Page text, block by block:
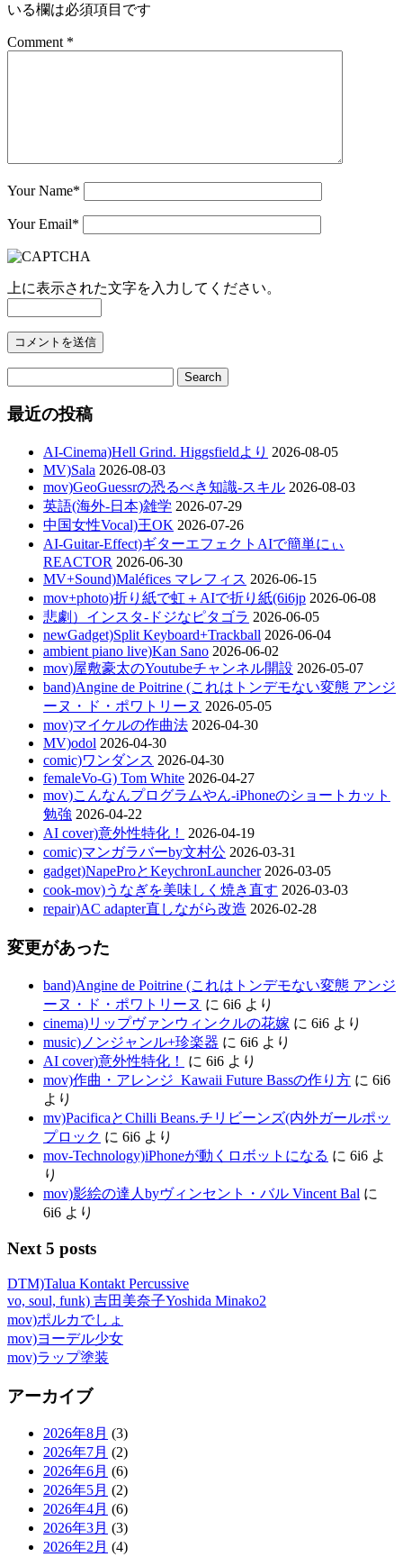
いる欄は必須項目です
Comment *
Your Name*
Your Email*
上に表示された文字を入力してください。
最近の投稿
AI-Cinema)Hell Grind. Higgsfieldより 2026-08-05
MV)Sala 2026-08-03
mov)GeoGuessrの恐るべき知識-スキル 2026-08-03
英語(海外-日本)雑学 2026-07-29
中国女性Vocal)王OK 2026-07-26
AI-Guitar-Effect)ギターエフェクトAIで簡単にぃ
REACTOR 2026-06-30
MV+Sound)Maléfices マレフィス 2026-06-15
mov+photo)折り紙で虹＋AIで折り紙(6i6jp 2026-06-08
悲劇）インスタ-ドジなピタゴラ 2026-06-05
newGadget)Split Keyboard+Trackball 2026-06-04
ambient piano live)Kan Sano 2026-06-02
mov)屋敷豪太のYoutubeチャンネル開設 2026-05-07
band)Angine de Poitrine (これはトンデモない変態 アンジ
ーヌ・ド・ポワトリーヌ 2026-05-05
mov)マイケルの作曲法 2026-04-30
MV)odol 2026-04-30
comic)ワンダンス 2026-04-30
femaleVo-G) Tom White 2026-04-27
mov)こんなんプログラムやん-iPhoneのショートカット
勉強 2026-04-22
AI cover)意外性特化！
2026-04-19
comic)マンガラバーby文村公 2026-03-31
gadget)NapeProとKeychronLauncher 2026-03-05
cook-mov)うなぎを美味しく焼き直す 2026-03-03
repair)AC adapter直しながら改造 2026-02-28
変更があった
band)Angine de Poitrine (これはトンデモない変態 アンジ
ーヌ・ド・ポワトリーヌ に 6i6 より
cinema)リップヴァンウィンクルの花嫁 に 6i6 より
music)ノンジャンル+珍楽器 に 6i6 より
AI cover)意外性特化！
に 6i6 より
mov)作曲・アレンジ_Kawaii Future Bassの作り方 に 6i6
より
mv)PacificaとChilli Beans.チリビーンズ(内外ガールポッ
プロック に 6i6 より
mov-Technology)iPhoneが動くロボットになる に 6i6 よ
り
mov)影絵の達人byヴィンセント・バル Vincent Bal に
6i6 より
Next 5 posts
DTM)Talua Kontakt Percussive
vo, soul, funk) 吉田美奈子Yoshida Minako2
mov)ポルカでしょ
mov)ヨーデル少女
mov)ラップ塗装
アーカイブ
2026年8月 (3)
2026年7月 (2)
2026年6月 (6)
2026年5月 (2)
2026年4月 (6)
2026年3月 (3)
2026年2月 (4)